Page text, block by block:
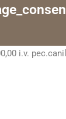
i.v.